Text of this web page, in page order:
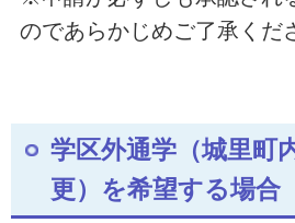
のであらかじめご了承くだ
学区外通学（城里町
更）を希望する場合